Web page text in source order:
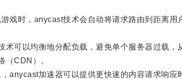
时，anycast技术会自动将请求路由到距离用
以均衡地分配负载，避免单个服务器过载，
CDN）。
加速器可以提供更快速的内容请求响应